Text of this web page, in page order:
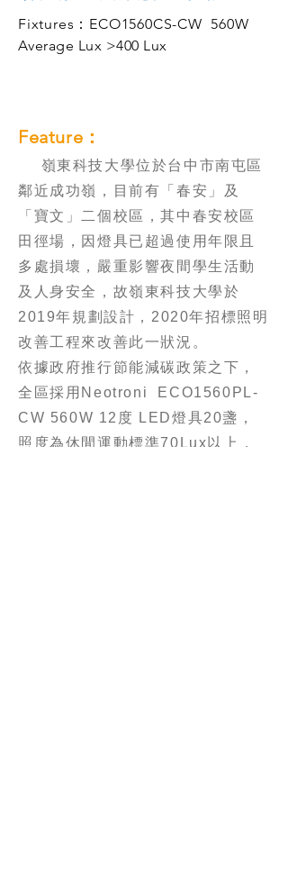
Fixtures：ECO1560CS-CW 560W
Average Lux >400 Lux
Feature：
嶺東科技大學位於台中市南屯區
鄰近成功嶺，目前有「春安」及
「寶文」二個校區，其中春安校區
田徑場，因燈具已超過使用年限且
多處損壞，嚴重影響夜間學生活動
及人身安全，故嶺東科技大學於
2019年規劃設計，2020年招標照明
改善工程來改善此一狀況。
依據政府推行節能減碳政策之下，
全區採用Neotroni ECO1560PL-
CW 560W 12度 LED燈具20盞，
照度為休閒運動標準70Lux以上，